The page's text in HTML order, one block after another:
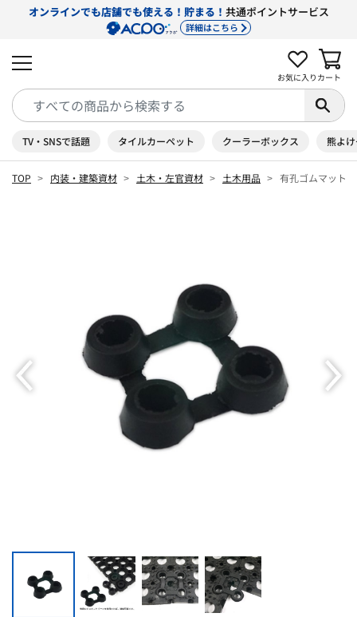
オンラインでも店舗でも使える！貯まる！ 共通ポイントサービス
詳細はこちら
お気に入り カート
TV・SNSで話題 タイルカーペット クーラーボックス 熊よ
TOP 内装・建築資材 土木・左官資材 土木用品 有孔ゴムマット